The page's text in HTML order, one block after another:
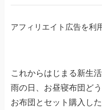
アフィリエイト広告を利
これからはじまる新生活
雨の日、お昼寝布団ど
お布団とセット購入し